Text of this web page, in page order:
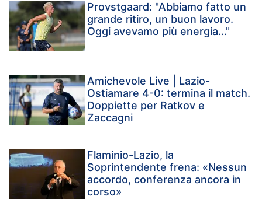
Provstgaard: "Abbiamo fatto un
grande ritiro, un buon lavoro.
Oggi avevamo più energia..."
Amichevole Live | Lazio-
Ostiamare 4-0: termina il match.
Doppiette per Ratkov e
Zaccagni
Flaminio-Lazio, la
Soprintendente frena: «Nessun
accordo, conferenza ancora in
corso»